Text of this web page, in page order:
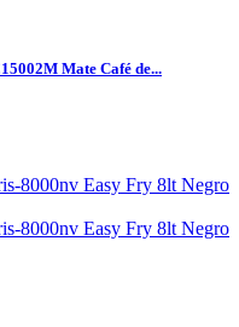
Mate Café de...